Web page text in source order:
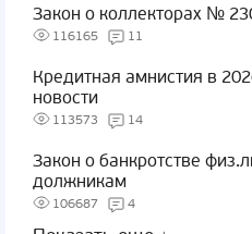
Закон о коллекторах №
116165 11
Кредитная амнистия в
новости
113573 14
Закон о банкротстве
должникам
106687 4